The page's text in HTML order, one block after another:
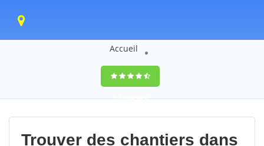
Accueil
9,5(100%)0
votes
Trouver des chantiers dans